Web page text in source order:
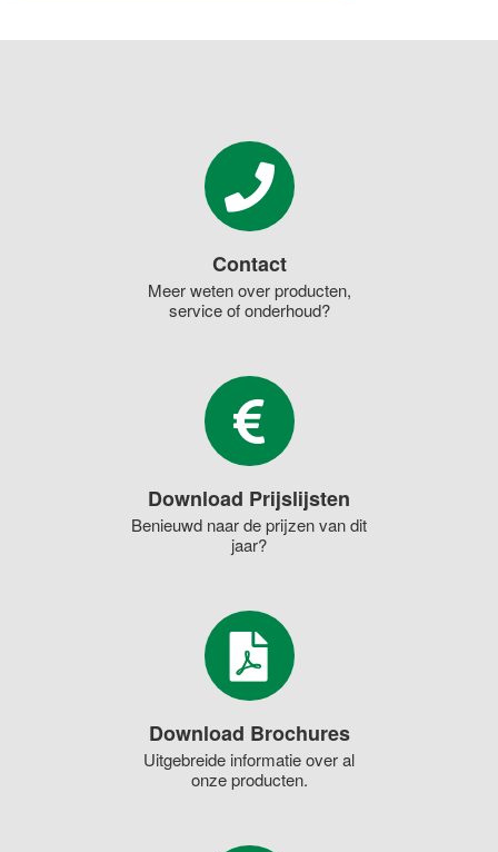
Contact
Meer weten over producten,
service of onderhoud?
Download Prijslijsten
Benieuwd naar de prijzen van dit
jaar?
Download Brochures
Uitgebreide informatie over al
onze producten.